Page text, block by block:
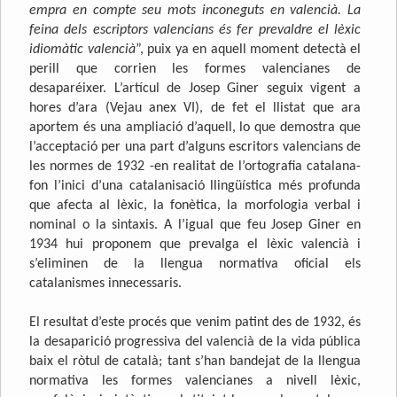
empra en compte seu mots inconeguts en valencià. La
feina dels escriptors valencians és fer prevaldre el lèxic
idiomàtic valencià”, puix ya en aquell moment detectà el
perill que corrien les formes valencianes de
desaparéixer. L’artícul de Josep Giner seguix vigent a
hores d’ara (Vejau anex VI), de fet el llistat que ara
aportem és una ampliació d’aquell, lo que demostra que
l’acceptació per una part d’alguns escritors valencians de
les normes de 1932 -en realitat de l’ortografia catalana-
fon l’inici d’una catalanisació llingüística més profunda
que afecta al lèxic, la fonètica, la morfologia verbal i
nominal o la sintaxis. A l’igual que feu Josep Giner en
1934 hui proponem que prevalga el lèxic valencià i
s’eliminen de la llengua normativa oficial els
catalanismes innecessaris.
El resultat d’este procés que venim patint des de 1932, és
la desaparició progressiva del valencià de la vida pública
baix el ròtul de català; tant s’han bandejat de la llengua
normativa les formes valencianes a nivell lèxic,